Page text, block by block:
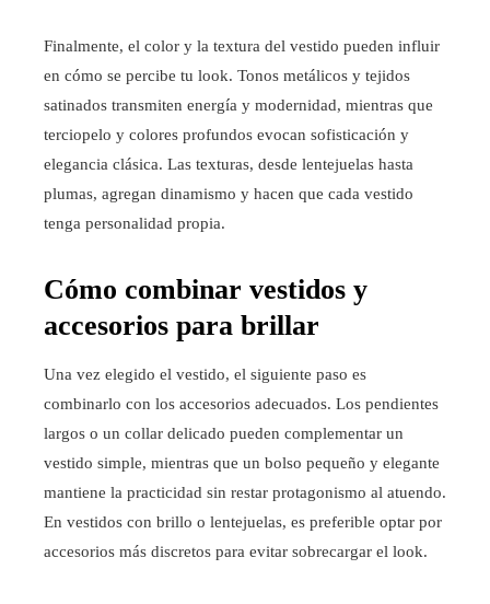
Finalmente, el color y la textura del vestido pueden influir
en cómo se percibe tu look. Tonos metálicos y tejidos
satinados transmiten energía y modernidad, mientras que
terciopelo y colores profundos evocan sofisticación y
elegancia clásica. Las texturas, desde lentejuelas hasta
plumas, agregan dinamismo y hacen que cada vestido
tenga personalidad propia.
Cómo combinar vestidos y
accesorios para brillar
Una vez elegido el vestido, el siguiente paso es
combinarlo con los accesorios adecuados. Los pendientes
largos o un collar delicado pueden complementar un
vestido simple, mientras que un bolso pequeño y elegante
mantiene la practicidad sin restar protagonismo al atuendo.
En vestidos con brillo o lentejuelas, es preferible optar por
accesorios más discretos para evitar sobrecargar el look.